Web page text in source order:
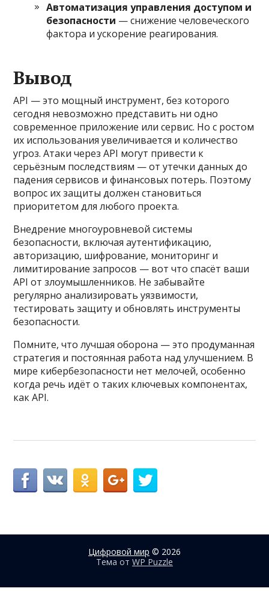
Автоматизация управления доступом и
безопасности — снижение человеческого
фактора и ускорение реагирования.
Вывод
API — это мощный инструмент, без которого
сегодня невозможно представить ни одно
современное приложение или сервис. Но с ростом
их использования увеличивается и количество
угроз. Атаки через API могут привести к
серьёзным последствиям — от утечки данных до
падения сервисов и финансовых потерь. Поэтому
вопрос их защиты должен становиться
приоритетом для любого проекта.
Внедрение многоуровневой системы
безопасности, включая аутентификацию,
авторизацию, шифрование, мониторинг и
лимитирование запросов — вот что спасёт ваши
API от злоумышленников. Не забывайте
регулярно анализировать уязвимости,
тестировать защиту и обновлять инструменты
безопасности.
Помните, что лучшая оборона — это продуманная
стратегия и постоянная работа над улучшением. В
мире кибербезопасности нет мелочей, особенно
когда речь идёт о таких ключевых компонентах,
как API.
Цифровой мир © 2026
Тема от WP Puzzle